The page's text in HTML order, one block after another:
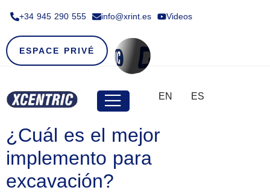
+34 945 290 555​ info@xrint.es Videos
ESPACE PRIVÉ
EN ES
¿Cuál es el mejor
implemento para
excavación?